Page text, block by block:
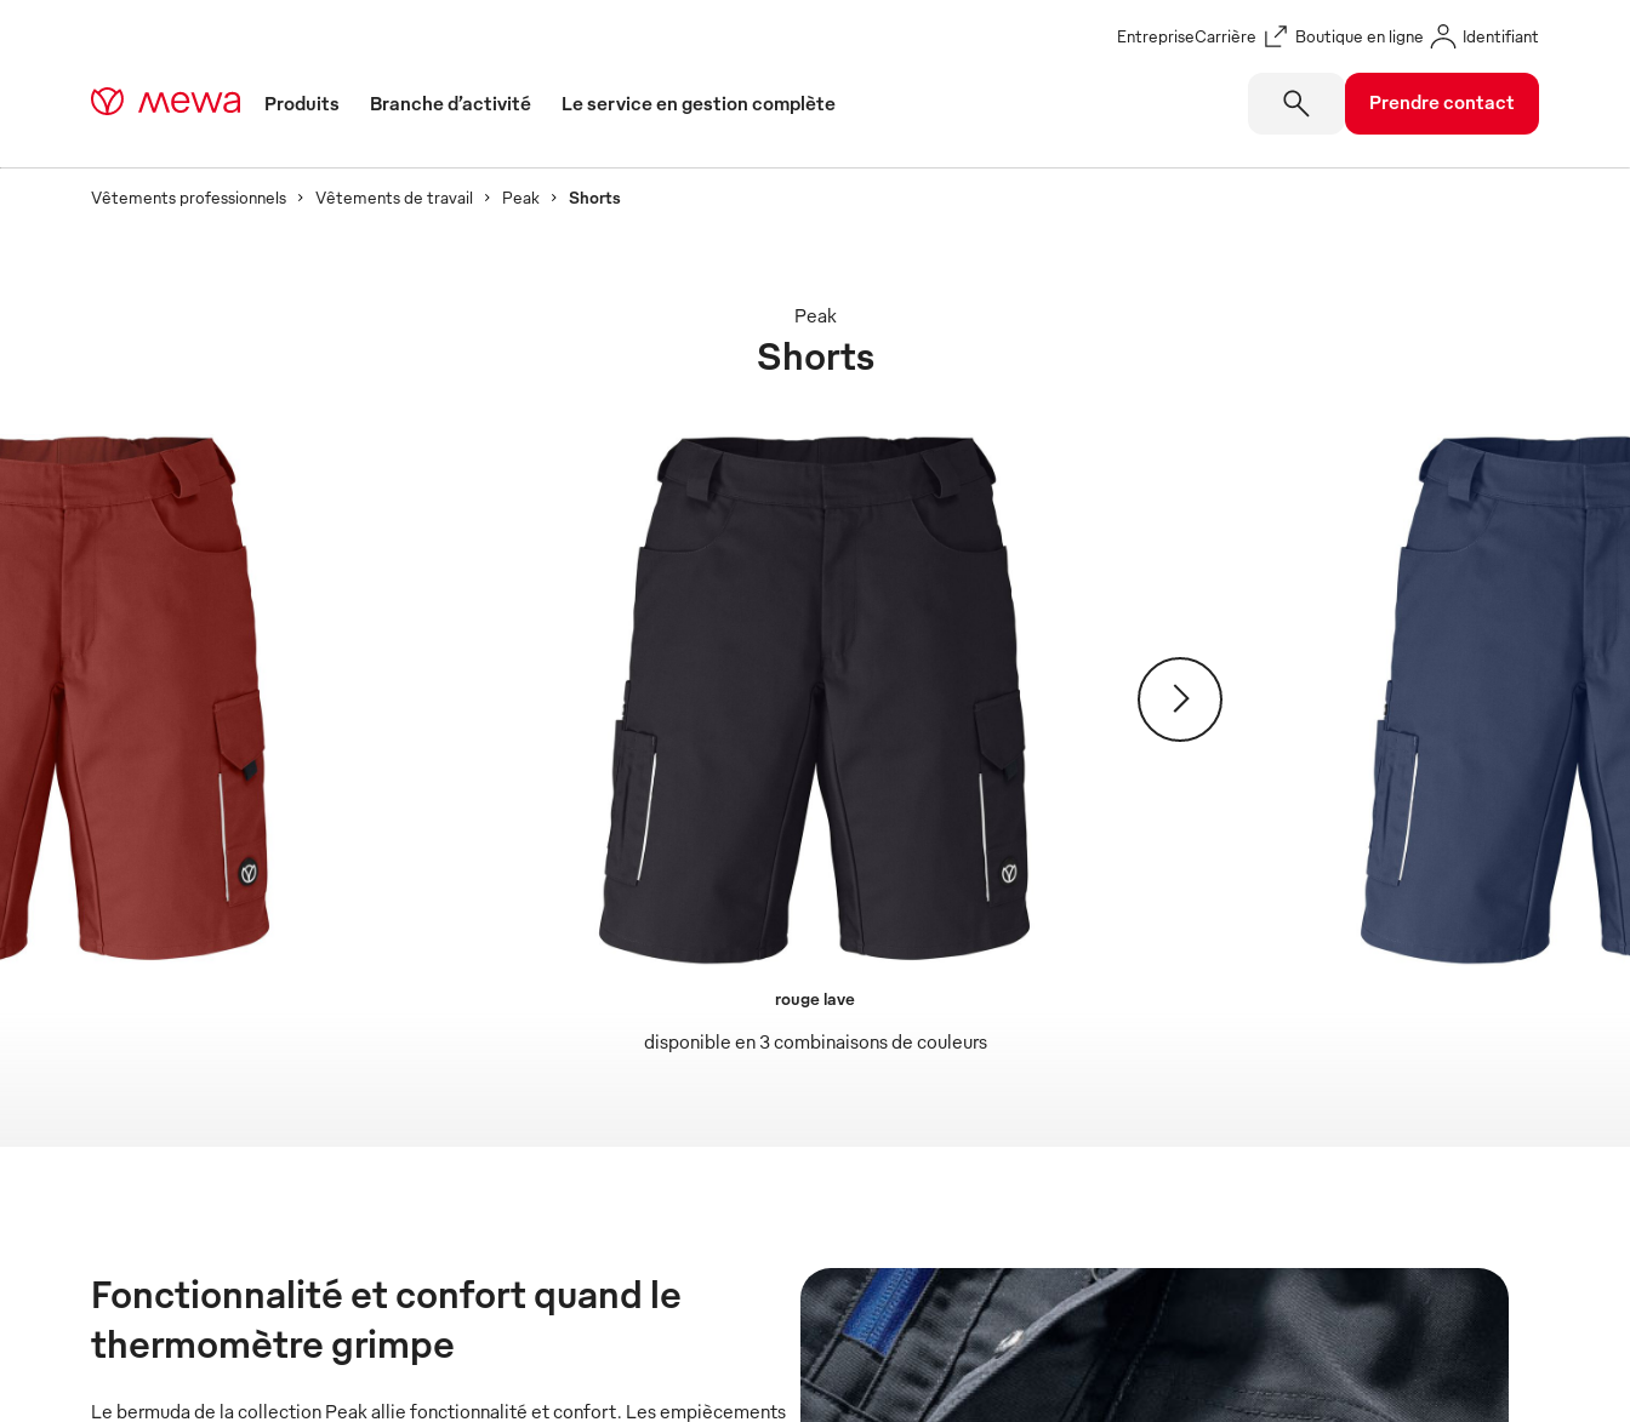
EntrepriseCarrière Boutique en ligne Identifiant
Produits Branche d’activité Le service en gestion complète Prendre contact
Vêtements professionnels Vêtements de travail Peak Shorts
Shorts
Peak
disponible en 3 combinaisons de couleurs
rouge lave
Fonctionnalité et confort quand le
thermomètre grimpe
Le bermuda de la collection Peak allie fonctionnalité et confort. Les empiècements